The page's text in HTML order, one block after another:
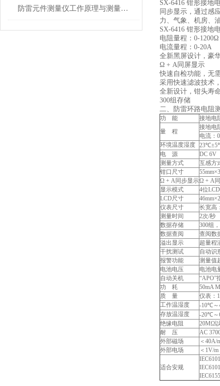
防雷元件测量仪工作原理与测量精度分析
SX-6416 钳形接地
同步显示，通过感
力、气象、机房、
SX-6416 钳形接地
电阻量程：0-1200Ω
电流量程：0-20A
全新黑屏设计，豪
Ω + A同屏显示
快速自检功能，无
采用快速滤波技术
全新设计，钳头寿
300组存储
二、防雷环路电阻
功 能
接地电
量 程
接地电
电流：
环境温度湿度
电 源
DC 6V
测量方式
互感方
钳口尺寸
Ω + A同步显示Ω + A
显示模式
4位
LCD尺寸
仪表尺寸
长宽高
测量时间
2次/秒
数据存储
300组
数据查阅
查阅数
溢出显示
超量程
干扰测试
自动识
报警功能
测量值
电池电压
电池电
自动关机
“APO”
功 耗
50mA
质 量
仪表：
工作温湿度
-10℃～
存放温湿度
-20℃～
绝缘电阻
20MΩ
耐 压
AC
外部磁场
＜40A/
外部电场
＜1V/m
适合安规